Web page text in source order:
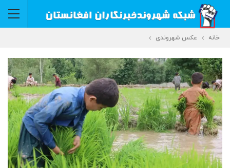
خانه عکس شهروندی